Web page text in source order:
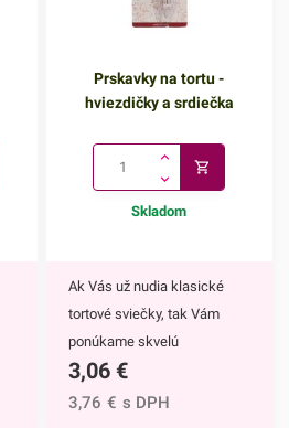
Prskavky na tortu -
hviezdičky a srdiečka
Skladom
Ak Vás už nudia klasické
tortové sviečky, tak Vám
ponúkame skvelú
alternatívu. Prskavky na tortu
- hviezdičky a srdiečka sú
3,06 €
3,76 € s DPH